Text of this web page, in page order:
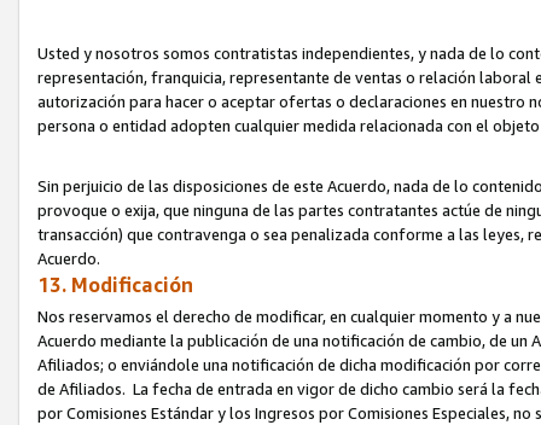
Usted y nosotros somos contratistas independientes, y nada de lo
representación, franquicia, representante de ventas o relación
autorización para hacer o aceptar ofertas o declaraciones en nuestro
persona o entidad adopten cualquier medida relacionada con el
Sin perjuicio de las disposiciones de este Acuerdo, nada de lo
provoque o exija, que ninguna de las partes contratantes actúe de
transacción) que contravenga o sea penalizada conforme a las leyes,
Acuerdo.
13. Modificación
Nos reservamos el derecho de modificar, en cualquier momento y a
Acuerdo mediante la publicación de una notificación de cambio, de
Afiliados; o enviándole una notificación de dicha modificación por
de Afiliados. La fecha de entrada en vigor de dicho cambio será la
por Comisiones Estándar y los Ingresos por Comisiones Especiales,